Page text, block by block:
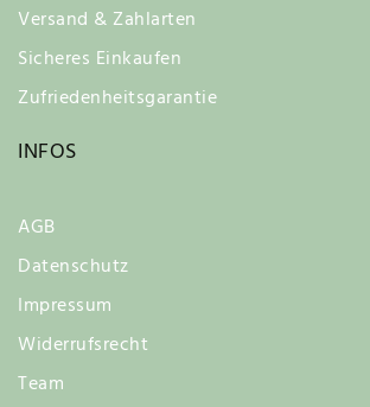
Versand & Zahlarten
Sicheres Einkaufen
Zufriedenheitsgarantie
INFOS
AGB
Datenschutz
Impressum
Widerrufsrecht
Team